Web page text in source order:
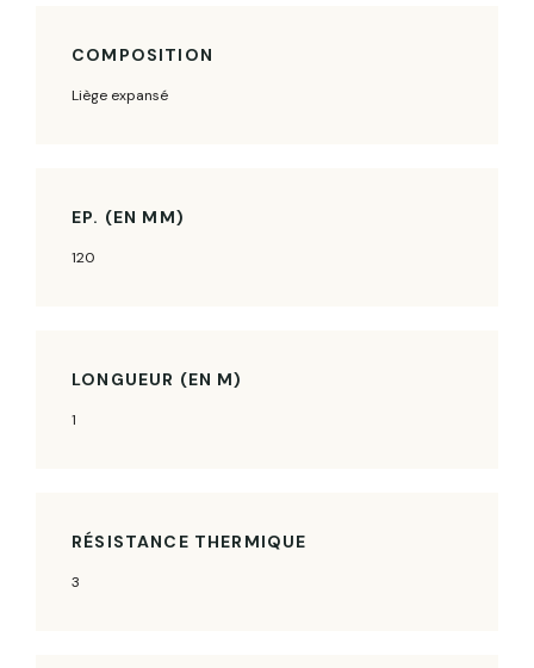
COMPOSITION
Liège expansé
EP. (EN MM)
120
LONGUEUR (EN M)
1
RÉSISTANCE THERMIQUE
3